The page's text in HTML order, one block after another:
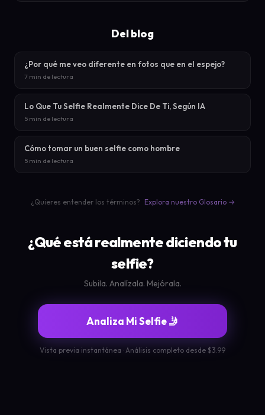
Del blog
¿Por qué me veo diferente en fotos que en el espejo?
7 min de lectura
Lo Que Tu Selfie Realmente Dice De Ti, Según IA
5 min de lectura
Cómo tomar un buen selfie como hombre
5 min de lectura
¿Quieres entender los términos? Explora nuestro Glosario →
¿Qué está realmente diciendo tu
selfie?
Subila. Analízala. Mejórala.
Analiza Mi Selfie 🤳
Vista previa instantánea · Análisis completo desde $3.99